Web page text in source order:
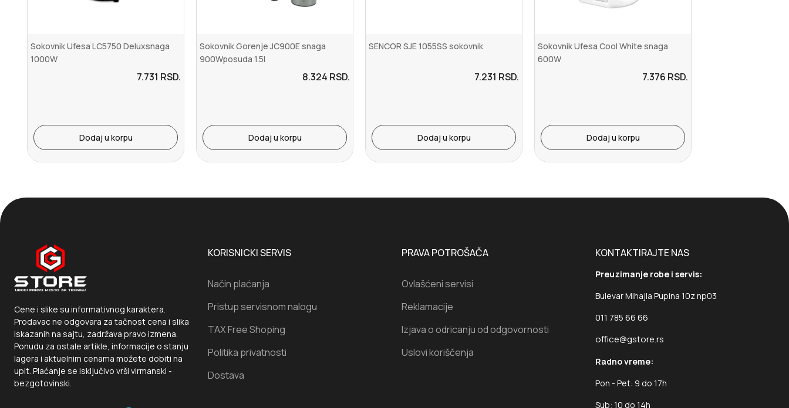
Sokovnik Ufesa LC5750 Deluxsnaga
1000W
7.731 RSD.
Dodaj u korpu
Sokovnik Gorenje JC900E snaga
900Wposuda 1.5l
8.324 RSD.
Dodaj u korpu
SENCOR SJE 1055SS sokovnik
7.231 RSD.
Dodaj u korpu
Sokovnik Ufesa Cool White snaga
600W
7.376 RSD.
Dodaj u korpu
Cene i slike su informativnog karaktera.
Prodavac ne odgovara za tačnost cena i slika
iskazanih na sajtu, zadržava pravo izmena.
Ponudu za ostale artikle, informacije o stanju
lagera i aktuelnim cenama možete dobiti na
upit. Plaćanje se isključivo vrši virmanski -
bezgotovinski.
KORISNICKI SERVIS
Način plaćanja
Pristup servisnom nalogu
TAX Free Shoping
Politika privatnosti
Dostava
PRAVA POTROŠAČA
Ovlašćeni servisi
Reklamacije
Izjava o odricanju od odgovornosti
Uslovi koriščenja
KONTAKTIRAJTE NAS
Preuzimanje robe i servis:
Bulevar Mihajla Pupina 10z np03
011 785 66 66
office@gstore.rs
Radno vreme:
Pon - Pet: 9 do 17h
Sub: 10 do 14h